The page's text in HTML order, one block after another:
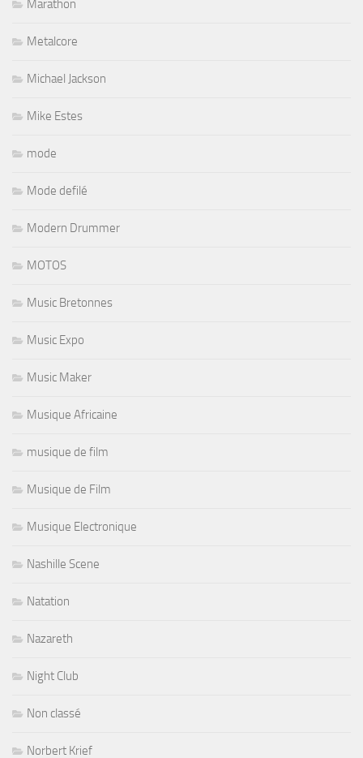
Marathon
Metalcore
Michael Jackson
Mike Estes
mode
Mode defilé
Modern Drummer
MOTOS
Music Bretonnes
Music Expo
Music Maker
Musique Africaine
musique de film
Musique de Film
Musique Electronique
Nashille Scene
Natation
Nazareth
Night Club
Non classé
Norbert Krief